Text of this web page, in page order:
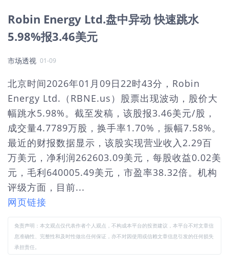
Robin Energy Ltd.盘中异动 快速跳水
5.98%报3.46美元
市场透视 01-09
北京时间2026年01月09日22时43分，Robin
Energy Ltd.（RBNE.us）股票出现波动，股价大
幅跳水5.98%。截至发稿，该股报3.46美元/股，
成交量4.7789万股，换手率1.70%，振幅7.58%。
最近的财报数据显示，该股实现营业收入2.29百
万美元，净利润262603.09美元，每股收益0.02美
元，毛利640005.49美元，市盈率38.32倍。机构
评级方面，目前...
网页链接
免责声明：本文观点仅代表作者个人观点，不构成本平台的投资建议，本平台不对文章信
息准确性、完整性和及时性做出任何保证，亦不对因使用或信赖文章信息引发的任何损失
承担责任。